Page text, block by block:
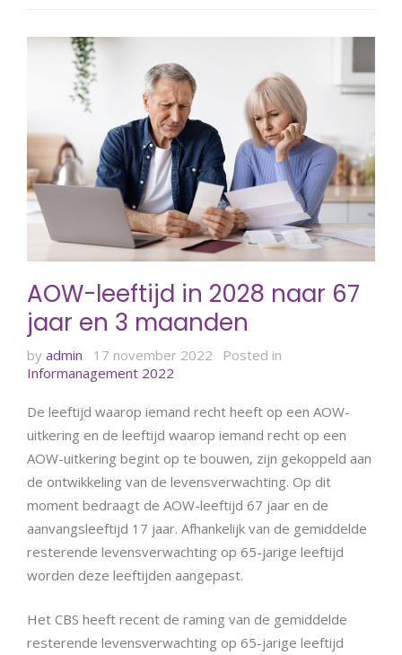
AOW-leeftijd in 2028 naar 67
jaar en 3 maanden
by admin 17 november 2022
Posted in
Informanagement 2022
De leeftijd waarop iemand recht heeft op een AOW-
uitkering en de leeftijd waarop iemand recht op een
AOW-uitkering begint op te bouwen, zijn gekoppeld aan
de ontwikkeling van de levensverwachting. Op dit
moment bedraagt de AOW-leeftijd 67 jaar en de
aanvangsleeftijd 17 jaar. Afhankelijk van de gemiddelde
resterende levensverwachting op 65-jarige leeftijd
worden deze leeftijden aangepast.
Het CBS heeft recent de raming van de gemiddelde
resterende levensverwachting op 65-jarige leeftijd